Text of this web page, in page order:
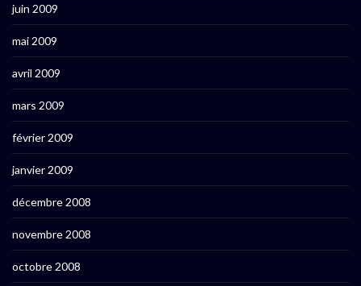
juin 2009
mai 2009
avril 2009
mars 2009
février 2009
janvier 2009
décembre 2008
novembre 2008
octobre 2008